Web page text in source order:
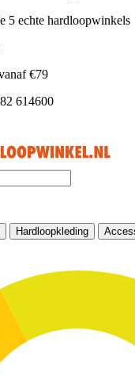
5 echte hardloopwinkels
€79
614600
Hardloopkleding